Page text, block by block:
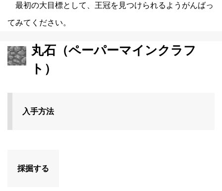
最初の大目標として、王冠を見つけられるようがんばっ
てみてください。
丸石（ペーパーマインクラフ
ト）
入手方法
採掘する